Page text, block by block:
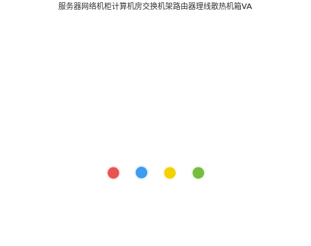
服务器网络机柜计算机房交换机架路由器理线散热机箱VA